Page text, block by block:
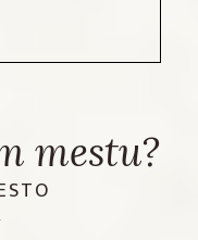
mestu?